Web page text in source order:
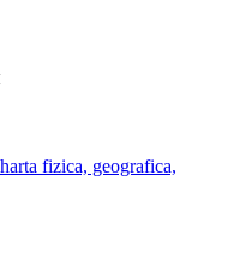
fizica, geografica,